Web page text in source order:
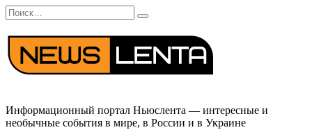
Перейти
к
содержанию
Search
for:
Информационный портал Ньюслента — интересные и
необычные события в мире, в России и в Украине